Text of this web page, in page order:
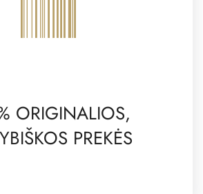
ORIGINALIOS,
PREKĖS